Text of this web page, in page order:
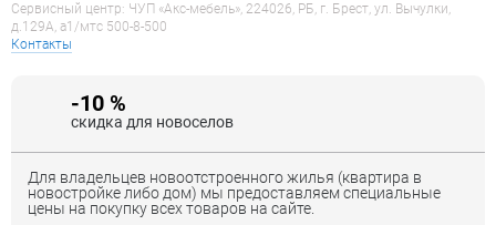
Сервисный центр: ЧУП «Акс-мебель», 224026, РБ, г. Брест, ул. Вычулки,
д.129А, a1/мтс 500-8-500
Контакты
-10 %
скидка для новоселов
Для владельцев новоотстроенного жилья (квартира в
новостройке либо дом) мы предоставляем специальные
цены на покупку всех товаров на сайте.